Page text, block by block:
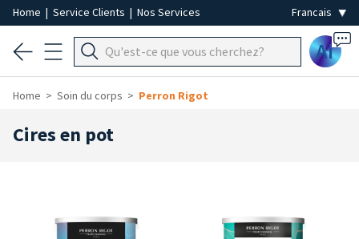
Home | Service Clients | Nos Services
Ai
Home Soin du corps Perron Rigot
Cires en pot